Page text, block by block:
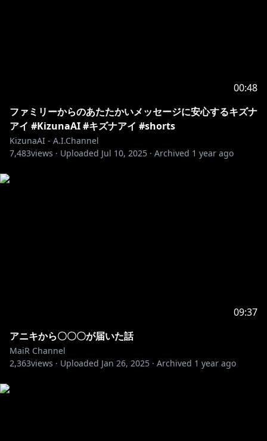
00:48
ファミリーからのあたたかいメッセージに安心するキズナ
アイ #KizunaAI #キズナアイ #shorts
KizunaAI - A.I.Channel
7,483views · Uploaded Jul 10, 2025 · Archived 1 year ago
09:37
アニキから〇〇〇が届いた話
MaiR Channel
2,363views · Uploaded Jan 26, 2025 · Archived 1 year ago